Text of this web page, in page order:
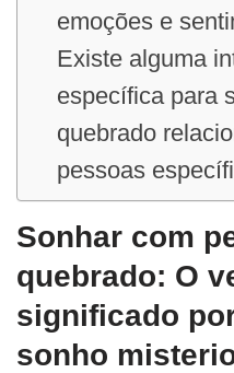
emoções e
Existe alguma
específica para
quebrado
pessoas
Sonhar com
quebrado: O
significado
sonho